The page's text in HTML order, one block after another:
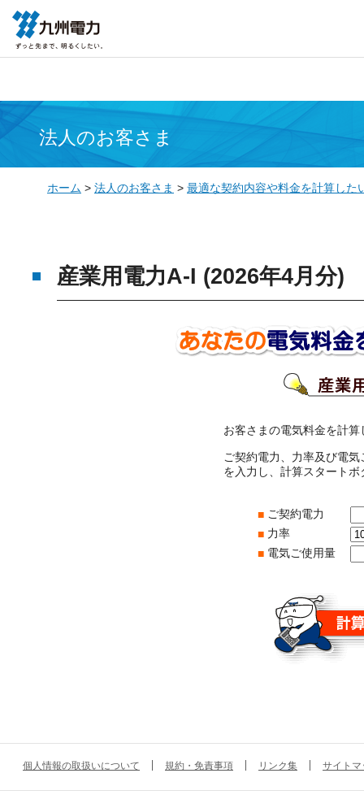
法人のお客さま
ホーム > 法人のお客さま > 最適な契約内容や料金を計算した
産業用電力A-I (2026年4月分)
お客さまの電気料金を計算
ご契約電力、力率及び電
を入力し、計算スタート
■ ご契約電力
■ 力率
■ 電気ご使用量
個人情報の取扱いについて 規約・免責事項 リンク集 サイトマ